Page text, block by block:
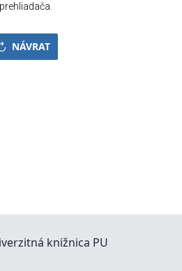
prehliadača.
NÁVRAT
knižnica PU